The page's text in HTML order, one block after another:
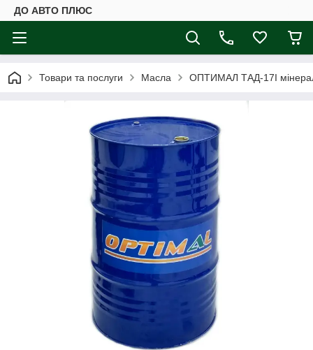
ДО АВТО ПЛЮС
Товари та послуги Масла OПТИМАЛ ТАД-17І